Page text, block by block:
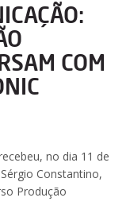
COM
no dia 11 de
Constantino,
Produção